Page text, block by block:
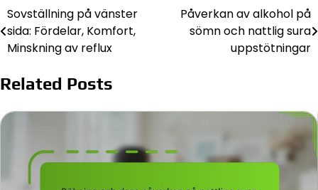
Post
navigation
Sovställning på vänster
sida: Fördelar, Komfort,
Minskning av reflux
Påverkan av alkohol på
sömn och nattlig sura
uppstötningar
Related Posts